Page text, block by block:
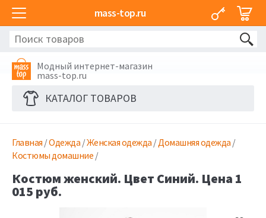
mass-top.ru
Модный интернет-магазин
mass-top.ru
КАТАЛОГ ТОВАРОВ
Главная /Одежда /Женская одежда /Домашняя одежда /
Костюмы домашние /
Костюм женский. Цвет Синий. Цена 1
015 руб.